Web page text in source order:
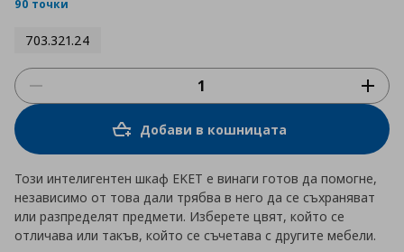
90 точки
703.321.24
Добави в кошницата
Този интелигентен шкаф EKET е винаги готов да помогне,
независимо от това дали трябва в него да се съхраняват
или разпределят предмети. Изберете цвят, който се
отличава или такъв, който се съчетава с другите мебели.